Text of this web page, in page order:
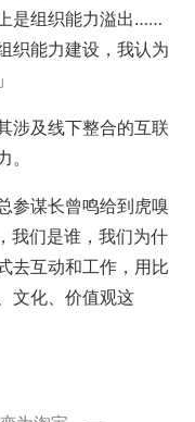
是组织能力溢出……
织能力建设，我认为
涉及线下整合的互联
参谋长曾鸣给到虎嗅
我们是谁，我们为什
去互动和工作，用比
文化、价值观这